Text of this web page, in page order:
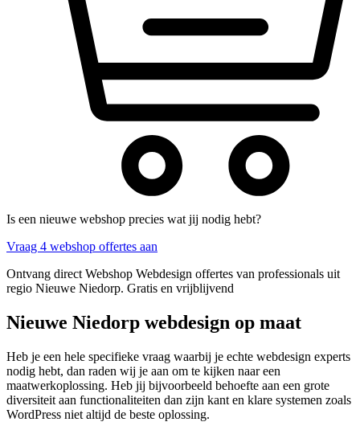
Is een nieuwe webshop precies wat jij nodig hebt?
Vraag 4 webshop offertes aan
Ontvang direct Webshop Webdesign offertes van professionals uit
regio Nieuwe Niedorp. Gratis en vrijblijvend
Nieuwe Niedorp webdesign op maat
Heb je een hele specifieke vraag waarbij je echte webdesign experts
nodig hebt, dan raden wij je aan om te kijken naar een
maatwerkoplossing. Heb jij bijvoorbeeld behoefte aan een grote
diversiteit aan functionaliteiten dan zijn kant en klare systemen zoals
WordPress niet altijd de beste oplossing.